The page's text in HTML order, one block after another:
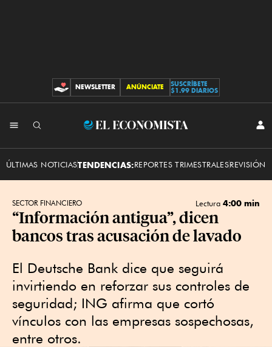
CONTRIBUCIONES
NEWSLETTER ANÚNCIATE
SUSCRÍBETE
$1.99 DIARIOS
El
ÚLTIMAS NOTICIASTENDENCIAS:REPORTES TRIMESTRALESREVISIÓN
SECTOR FINANCIERO Lectura 4:00 min
“Información antigua”, dicen
bancos tras acusación de lavado
El Deutsche Bank dice que seguirá
invirtiendo en reforzar sus controles de
seguridad; ING afirma que cortó
vínculos con las empresas sospechosas,
entre otros.